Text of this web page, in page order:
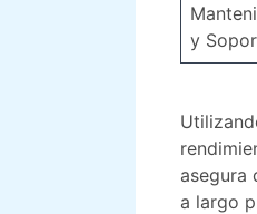
y
asegura
a largo